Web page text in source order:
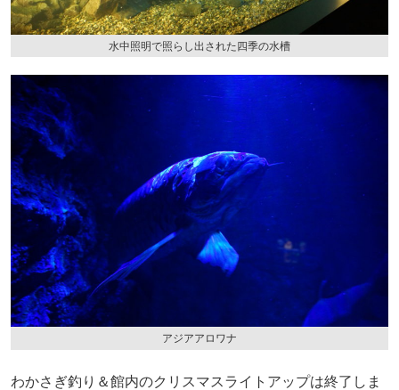
水中照明で照らし出された四季の水槽
アジアアロワナ
わかさぎ釣り＆館内のクリスマスライトアップは終了しま